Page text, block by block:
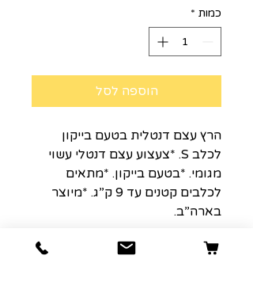
כמות *
הוספה לסל
הרץ עצם דנטלית בטעם בייקון
לכלב S. *צעצוע עצם דנטלי עשוי
מגומי. *בטעם בייקון. *מתאים
לכלבים קטנים עד 9 ק”ג. *מיוצר
בארה”ב.